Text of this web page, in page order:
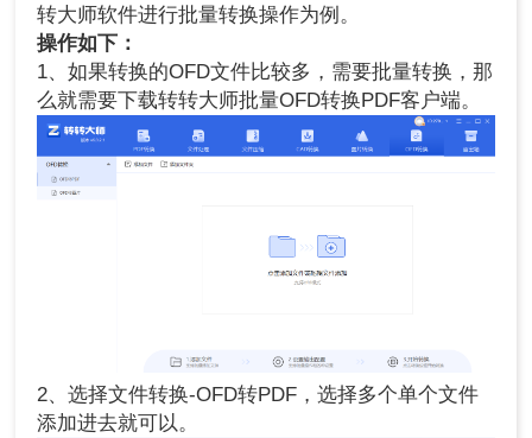
转大师软件进行批量转换操作为例。
操作如下：
1、如果转换的OFD文件比较多，需要批量转换，那
么就需要下载转转大师批量OFD转换PDF客户端。
2、选择文件转换-OFD转PDF，选择多个单个文件
添加进去就可以。